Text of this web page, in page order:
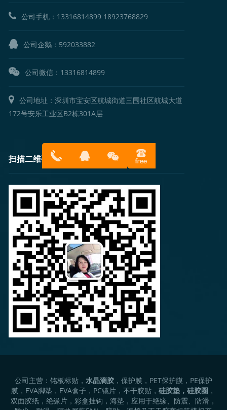
公司手机： 13316814899 18923768829
公司企鹅： 592033882
公司微信：13316814899
公司地址：深圳市宝安区航城街道三围社区航城大道
172号安乐工业区B2栋301A层
扫描二维码
公司主营：铭板标贴， 水晶滴胶，保护膜，PET保护膜，PE保护
膜，EVA脚垫，EVA盒子，PC镜片，不干胶贴，硅胶垫，硅胶圈 ，
双面胶纸，绝缘片，彩盒挂钩，海垫，应用于绝缘、防震、防滑，